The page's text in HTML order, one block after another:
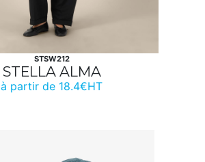
STSW212
STELLA ALMA
à partir de 18.4€HT